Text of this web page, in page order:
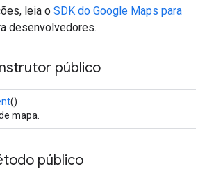
leia o SDK do Google Maps para
desenvolvedores.
público
()
mapa.
público